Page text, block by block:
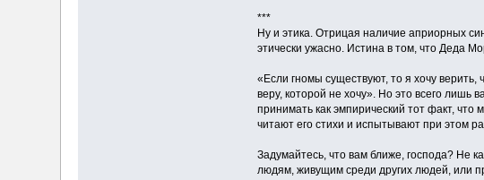
***
Ну и этика. Отрицая наличие априорных
этически ужасно. Истина в том, что Деда
«Если гномы существуют, то я хочу верить,
веру, которой не хочу». Но это всего лишь
принимать как эмпирический тот факт, что
читают его стихи и испытывают при этом
Задумайтесь, что вам ближе, господа? Не
людям, живущим среди других людей, или